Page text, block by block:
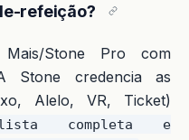
refeição?
Stone Pro com
Stone credencia as
Alelo, VR, Ticket)
lista completa e